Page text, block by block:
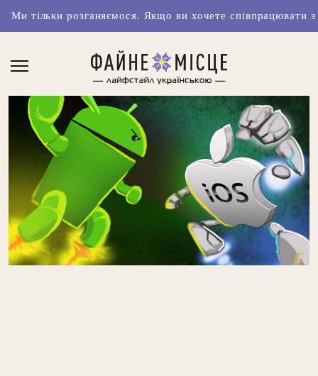
розганяємося. Якщо ви хочете співпрацювати з нами чи